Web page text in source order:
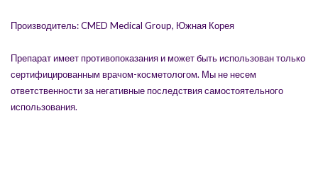
Производитель: CMED Medical Group, Южная Корея
Препарат имеет противопоказания и может быть использован только
сертифицированным врачом-косметологом. Мы не несем
ответственности за негативные последствия самостоятельного
использования.